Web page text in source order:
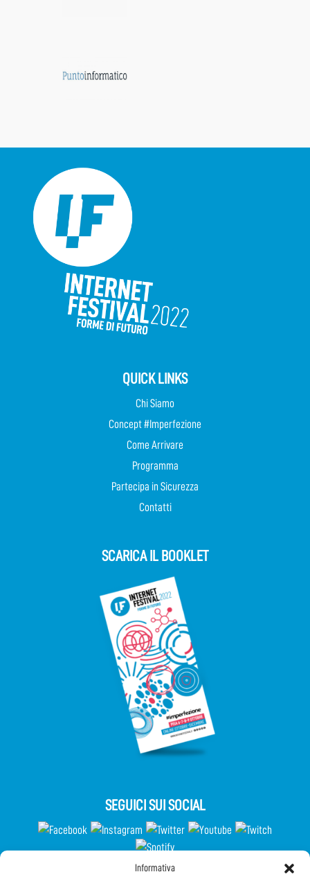
Informativa
QUICK LINKS
Chi Siamo
Concept #Imperfezione
Come Arrivare
Programma
Partecipa in Sicurezza
Contatti
SCARICA IL BOOKLET
SEGUICI SUI SOCIAL